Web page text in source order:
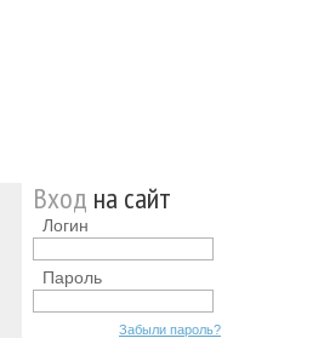
Вход на сайт
Логин
Пароль
Забыли пароль?